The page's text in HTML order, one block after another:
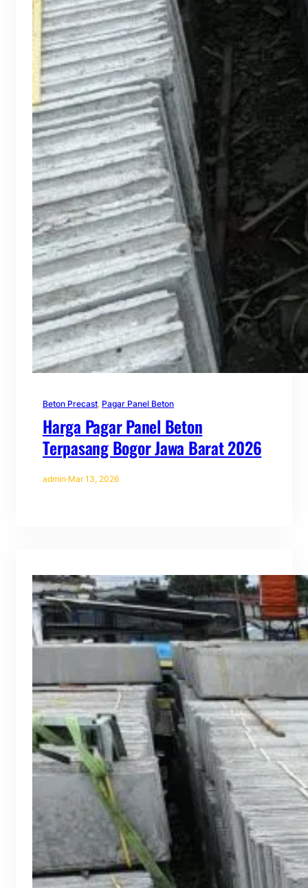
Beton Precast, Pagar Panel Beton
Harga Pagar Panel Beton
Terpasang Bogor Jawa Barat 2026
admin·Mar 13, 2026